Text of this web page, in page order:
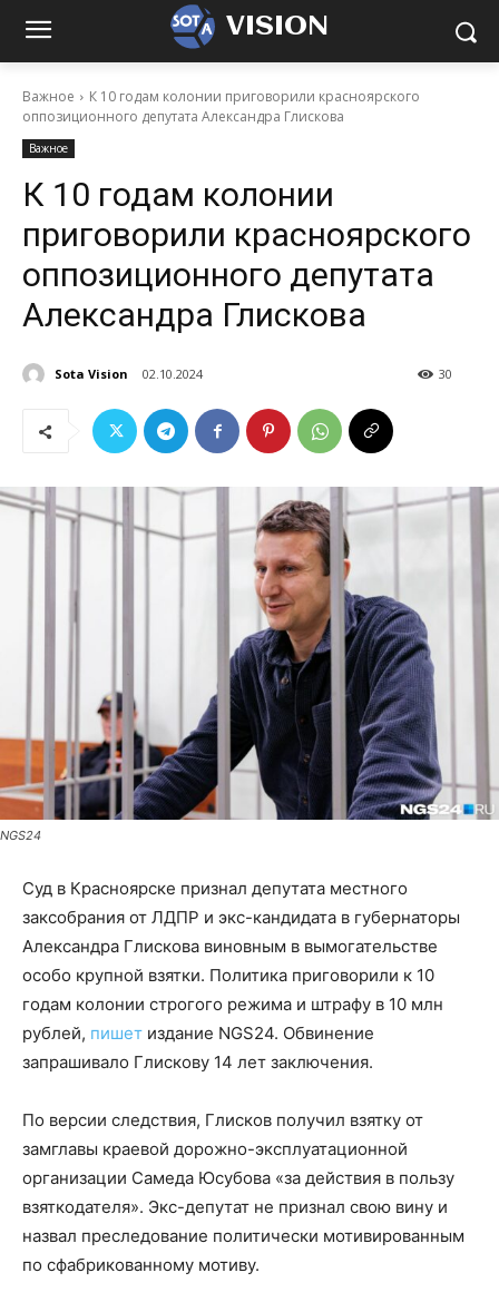
VISION
Важное
К 10 годам колонии приговорили красноярского
оппозиционного депутата Александра Глискова
Важное
К 10 годам колонии
приговорили красноярского
оппозиционного депутата
Александра Глискова
Sota Vision 02.10.2024 30
NGS24
Суд в Красноярске признал депутата местного
заксобрания от ЛДПР и экс-кандидата в губернаторы
Александра Глискова виновным в вымогательстве
особо крупной взятки. Политика приговорили к 10
годам колонии строгого режима и штрафу в 10 млн
рублей, пишет издание NGS24. Обвинение
запрашивало Глискову 14 лет заключения.
По версии следствия, Глисков получил взятку от
замглавы краевой дорожно-эксплуатационной
организации Самеда Юсубова «за действия в пользу
взяткодателя». Экс-депутат не признал свою вину и
назвал преследование политически мотивированным
по сфабрикованному мотиву.